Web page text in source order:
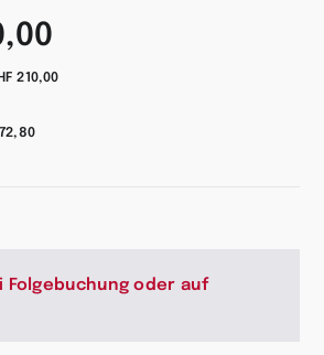
210,00
Folgebuchung oder auf